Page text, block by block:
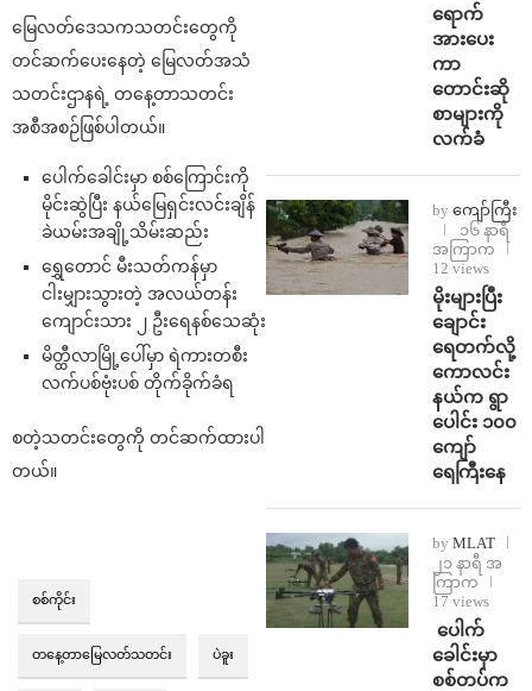
မြေလတ်ဒေသကသတင်းတွေကို
တင်ဆက်ပေးနေတဲ့ မြေလတ်အသံ
သတင်းဌာနရဲ့ တနေ့တာသတင်း
အစီအစဉ်ဖြစ်ပါတယ်။
ပေါက်ခေါင်းမှာ စစ်ကြောင်းကို
မိုင်းဆွဲပြီး နယ်မြေရှင်းလင်းချိန်
ခဲယမ်းအချို့သိမ်းဆည်း
ရွှေတောင် မီးသတ်ကန်မှာ
ငါးမျှားသွားတဲ့ အလယ်တန်း
ကျောင်းသား ၂ ဦးရေနစ်သေဆုံး
မိတ္ထီလာမြို့ပေါ်မှာ ရဲကားတစီး
လက်ပစ်ဗုံးပစ် တိုက်ခိုက်ခံရ
စတဲ့သတင်းတွေကို တင်ဆက်ထားပါ
တယ်။
စစ်ကိုင်း
တနေ့တာမြေလတ်သတင်း ပဲခူး
ရောက်
အားပေး
ကာ
တောင်းဆို
စာများကို
လက်ခံ
by ကျော်ကြီး
၁၆ နာရီ
အကြာက
12 views
⁨မိုးများပြီး
ချောင်း
ရေတက်လို့
ကောလင်း
နယ်က ရွာ
ပေါင်း ၁၀၀
ကျော်
ရေကြီးနေ
by MLAT
၂၁ နာရီ အ
ကြာက
17 views
⁩ ⁨ပေါက်
ခေါင်းမှာ
စစ်တပ်က